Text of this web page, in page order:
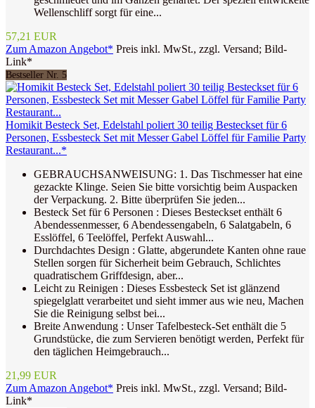
Wellenschliff sorgt für eine...
57,21 EUR
Zum Amazon Angebot* Preis inkl. MwSt., zzgl. Versand; Bild-
Link*
Bestseller Nr. 5
Homikit Besteck Set, Edelstahl poliert 30 teilig Besteckset für 6
Personen, Essbesteck Set mit Messer Gabel Löffel für Familie Party
Restaurant...*
GEBRAUCHSANWEISUNG: 1. Das Tischmesser hat eine
gezackte Klinge. Seien Sie bitte vorsichtig beim Auspacken
der Verpackung. 2. Bitte überprüfen Sie jeden...
Besteck Set für 6 Personen : Dieses Besteckset enthält 6
Abendessenmesser, 6 Abendessengabeln, 6 Salatgabeln, 6
Esslöffel, 6 Teelöffel, Perfekt Auswahl...
Durchdachtes Design : Glatte, abgerundete Kanten ohne raue
Stellen sorgen für Sicherheit beim Gebrauch, Schlichtes
quadratischem Griffdesign, aber...
Leicht zu Reinigen : Dieses Essbesteck Set ist glänzend
spiegelglatt verarbeitet und sieht immer aus wie neu, Machen
Sie die Reinigung selbst bei...
Breite Anwendung : Unser Tafelbesteck-Set enthält die 5
Grundstücke, die zum Servieren benötigt werden, Perfekt für
den täglichen Heimgebrauch...
21,99 EUR
Zum Amazon Angebot* Preis inkl. MwSt., zzgl. Versand; Bild-
Link*